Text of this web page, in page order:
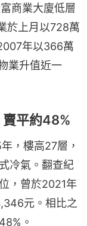
商業大廈低層
於上月以728萬
年以366萬
業升值近一
平約48%
，樓高27層，
冷氣。翻查紀
，曾於2021年
元。相比之
。